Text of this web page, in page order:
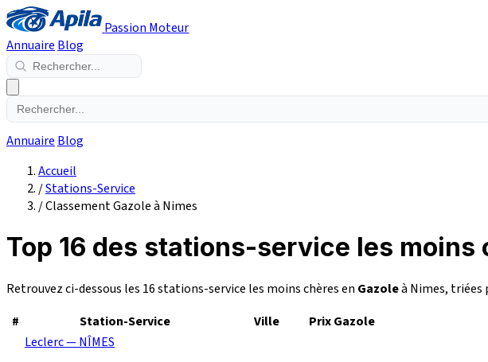
Passion Moteur
Annuaire Blog
Annuaire Blog
Accueil
/Stations-Service
/Classement Gazole à Nimes
Top 16 des stations-service les moins
Retrouvez ci-dessous les 16 stations-service les moins chères en Gazoleà Nimes, triées
#
Station-Service Ville Prix Gazole
Leclerc — NÎMES